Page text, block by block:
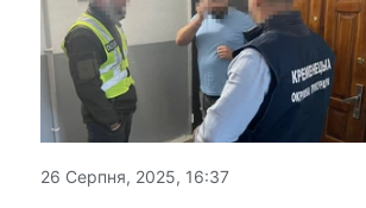
26 Серпня, 2025, 16:37